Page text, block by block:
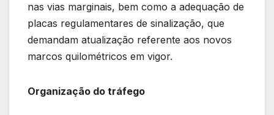
nas vias marginais, bem como a adequação de
placas regulamentares de sinalização, que
demandam atualização referente aos novos
marcos quilométricos em vigor.
Organização do tráfego